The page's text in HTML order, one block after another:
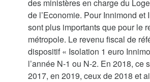
des ministères en charge du
de l’Economie. Pour Innimond et
sont plus importants que pour le
métropole. Le revenu fiscal de
dispositif « Isolation 1 euro
l’année N-1 ou N-2. En 2018, ce
2017, en 2019, ceux de 2018 et